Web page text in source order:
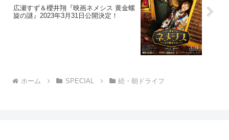
広瀬すず＆櫻井翔『映画ネメシス 黄金螺
旋の謎』2023年3月31日公開決定！
ホーム SPECIAL 続・朝ドライフ